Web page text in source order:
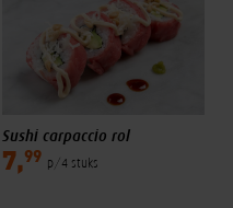
Sushi carpaccio rol
7,99 p/4 stuks